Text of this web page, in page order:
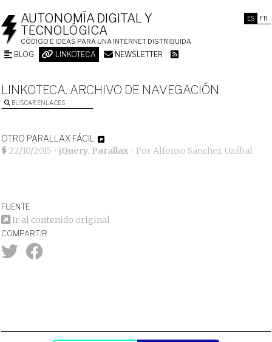
ES FR
AUTONOMÍA DIGITAL Y
TECNOLÓGICA
CÓDIGO E IDEAS PARA UNA INTERNET DISTRIBUIDA
BLOG LINKOTECA NEWSLETTER
LINKOTECA. ARCHIVO DE NAVEGACIÓN
BUSCAR ENLACES
OTRO PARALLAX FÁCIL
22/10/2015 •jQuery, Parallax • PorAlfonso Sánchez Uzábal
FUENTE
Ir al contenido original
COMPARTIR